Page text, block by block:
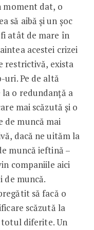
moment dat, o
să aibă și un șoc
atât de mare în
acestei crizei
restrictivă, exista
uri. Pe de altă
la o redundanță a
mai scăzută și o
de muncă mai
dacă ne uităm la
muncă ieftină –
companiile aici
de muncă.
să facă o
scăzută la
totul diferite. Un